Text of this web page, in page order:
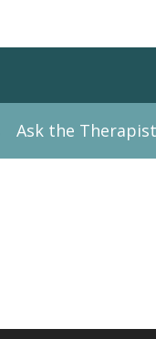
Ask the Therapist